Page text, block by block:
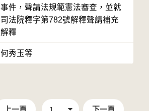
事件，聲請法規範憲法審查，並就
司法院釋字第782號解釋聲請補充
解釋
何秀玉等